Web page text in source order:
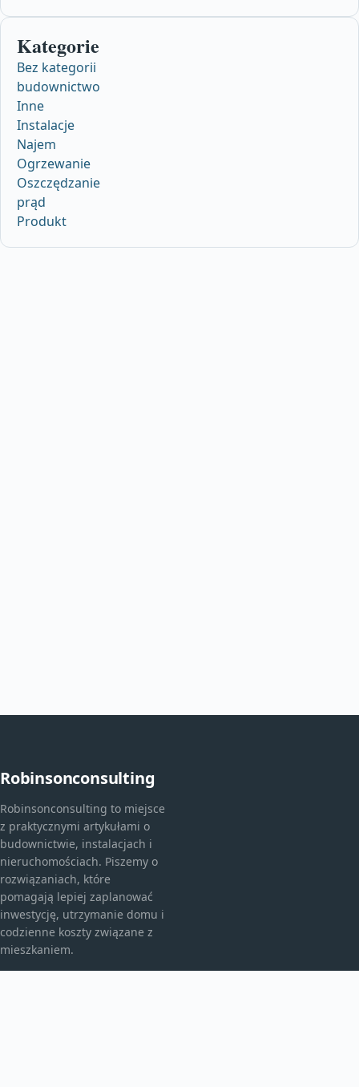
Kategorie
Bez kategorii
budownictwo
Inne
Instalacje
Najem
Ogrzewanie
Oszczędzanie
prąd
Produkt
Robinsonconsulting
Robinsonconsulting to miejsce
z praktycznymi artykułami o
budownictwie, instalacjach i
nieruchomościach. Piszemy o
rozwiązaniach, które
pomagają lepiej zaplanować
inwestycję, utrzymanie domu i
codzienne koszty związane z
mieszkaniem.